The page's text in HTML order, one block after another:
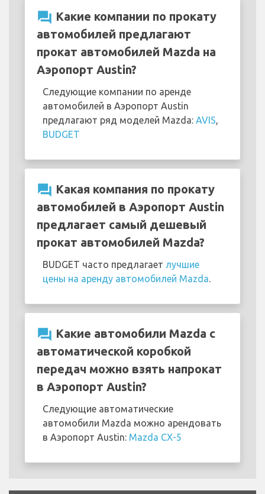
question_answer Какие компании по прокату
автомобилей предлагают
прокат автомобилей Mazda на
Аэропорт Austin?
Следующие компании по аренде
автомобилей в Аэропорт Austin
предлагают ряд моделей Mazda: AVIS,
BUDGET
question_answer Какая компания по прокату
автомобилей в Аэропорт Austin
предлагает самый дешевый
прокат автомобилей Mazda?
BUDGET часто предлагает лучшие
цены на аренду автомобилей Mazda.
question_answer Какие автомобили Mazda с
автоматической коробкой
передач можно взять напрокат
в Аэропорт Austin?
Следующие автоматические
автомобили Mazda можно арендовать
в Аэропорт Austin: Mazda CX-5